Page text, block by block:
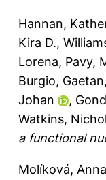
Hannan,
Kira D.,
Lorena, Pavy,
Burgio, Gaetan,
Johan
,
Watkins,
a functional
Molíková, Anna